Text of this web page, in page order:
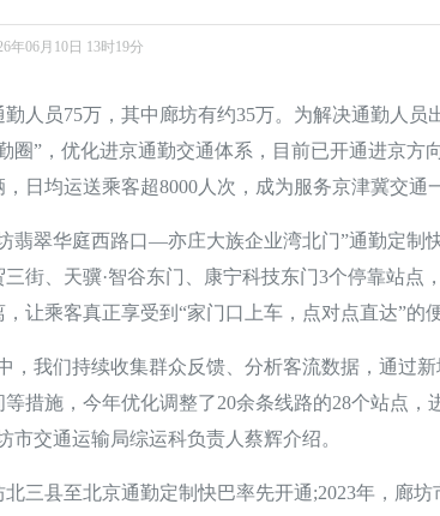
06月10日 13时19分
员75万，其中廊坊有约35万。为解决通勤人员
圈”，优化进京通勤交通体系，目前已开通进京方
日均运送乘客超8000人次，成为服务京津冀交通
翠华庭西路口—亦庄大族企业湾北门”通勤定制
街、天骥·智谷东门、康宁科技东门3个停靠站点
让乘客真正享受到“家门口上车，点对点直达”的
我们持续收集群众反馈、分析客流数据，通过新
措施，今年优化调整了20余条线路的28个站点，
市交通运输局综运科负责人蔡辉介绍。
县至北京通勤定制快巴率先开通;2023年，廊坊